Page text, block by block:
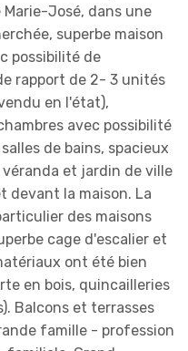
José, dans une
superbe maison
possibilité de
rapport de 2- 3 unités
en l'état),
avec possibilité
de bains, spacieux
et jardin de ville
devant la maison. La
des maisons
cage d'escalier et
ont été bien
en bois, quincailleries
Balcons et terrasses
famille - profession